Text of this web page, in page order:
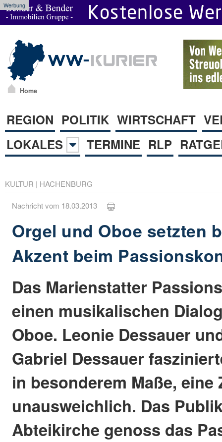
Werbung
Home
REGION POLITIK WIRTSCHAFT
LOKALES
TERMINE RLP
KULTUR | HACHENBURG
Nachricht vom 18.03.2013
Orgel und Oboe setzten
Akzent beim
Das Marienstatter
einen musikalischen
Oboe. Leonie Dessauer
Gabriel Dessauer
in besonderem Maße, eine
unausweichlich. Das
Abteikirche genoss das